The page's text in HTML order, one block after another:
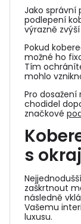
Jako správní
podlepení
výrazně
Pokud
možné ho
Tím
mohlo
Pro
chodidel
značkové
s
zaškrtnout
následně
Vašemu
luxusu.